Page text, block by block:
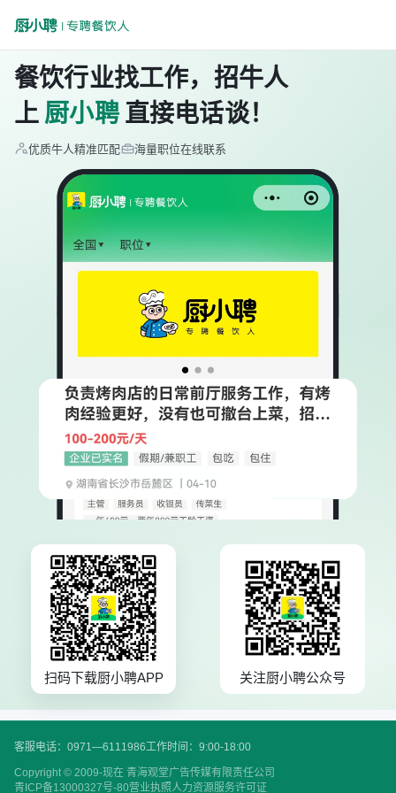
餐饮行业找工作，招牛人
上 厨小聘 直接电话谈！
优质牛人精准匹配 海量职位在线联系
扫码下载厨小聘APP 关注厨小聘公众号
客服电话：0971—6111986工作时间：9:00-18:00
Copyright © 2009-现在 青海观堂广告传媒有限责任公司
青ICP备13000327号-80营业执照人力资源服务许可证